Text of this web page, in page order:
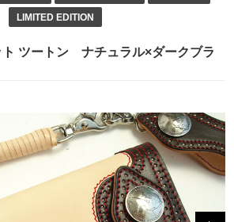
LIMITED EDITION
ト ツートン ナチュラル×ダークブラ